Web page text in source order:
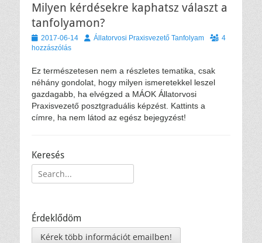
Milyen kérdésekre kaphatsz választ a
tanfolyamon?
Közzétéve
2017-06-14 SzerzőÁllatorvosi Praxisvezető Tanfolyam
4
hozzászólás
Ez természetesen nem a részletes tematika, csak
néhány gondolat, hogy milyen ismeretekkel leszel
gazdagabb, ha elvégzed a MÁOK Állatorvosi
Praxisvezető posztgraduális képzést. Kattints a
címre, ha nem látod az egész bejegyzést!
Keresés
Keresés:
Érdeklődöm
Kérek több információt emailben!